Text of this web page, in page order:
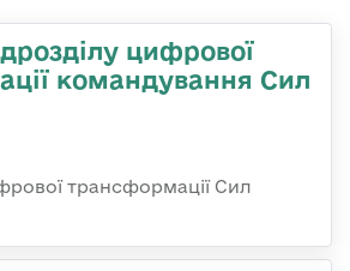
цифрової
командування Сил
трансформації Сил